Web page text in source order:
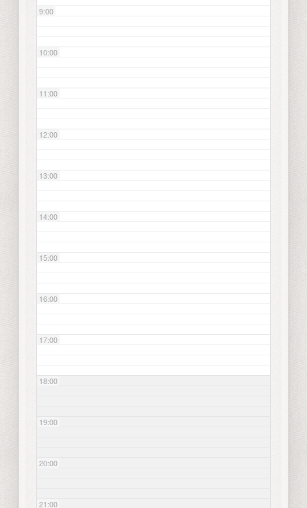
9:00
10:00
11:00
12:00
13:00
14:00
15:00
16:00
17:00
18:00
19:00
20:00
21:00